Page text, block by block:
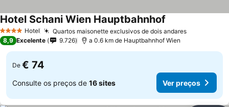
4 EstrelasHotel Quartos maisonette exclusivos de dois andares
Hotel Schani Wien Hauptbahnhof
8,9 Excelente 9.726 a 0.6 km de Hauptbahnhof Wien
De € 74
Consulte os preços de 16 sites Ver preços